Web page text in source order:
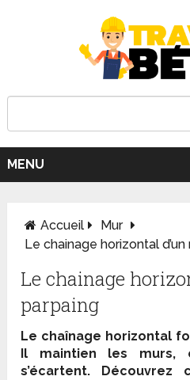
MENU
Accueil
Mur
Le chainage horizontal
Le chainage
parpaing
Le chaînage horizontal
Il maintien les murs,
s’écartent.